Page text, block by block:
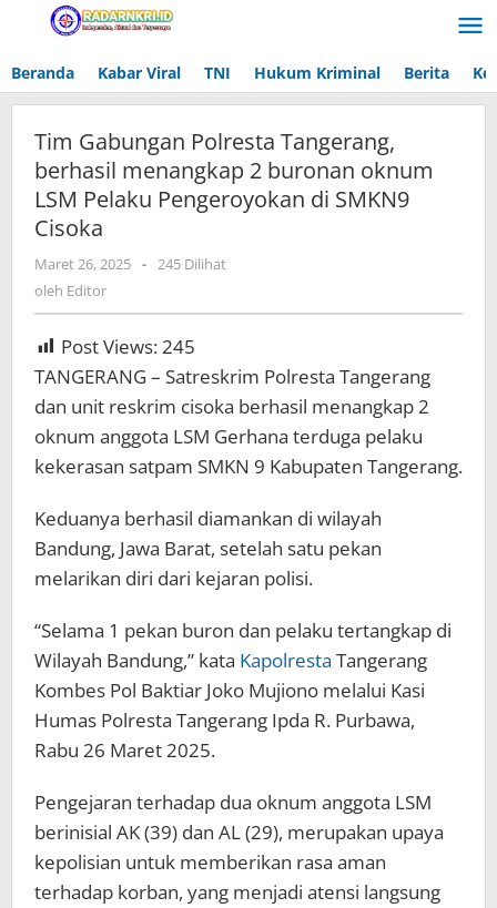
Lewati
Beranda Kabar Viral TNI Hukum Kriminal Berita
Tim Gabungan Polresta Tangerang,
berhasil menangkap 2 buronan oknum
LSM Pelaku Pengeroyokan di SMKN9
Cisoka
Maret 26, 2025 oleh
- 245 Dilihat
oleh Editor
Post Views:245
TANGERANG – Satreskrim Polresta Tangerang
dan unit reskrim cisoka berhasil menangkap 2
oknum anggota LSM Gerhana terduga pelaku
kekerasan satpam SMKN 9 Kabupaten Tangerang.
Keduanya berhasil diamankan di wilayah
Bandung, Jawa Barat, setelah satu pekan
melarikan diri dari kejaran polisi.
“Selama 1 pekan buron dan pelaku tertangkap di
Wilayah Bandung,” kata Kapolresta Tangerang
Kombes Pol Baktiar Joko Mujiono melalui Kasi
Humas Polresta Tangerang Ipda R. Purbawa,
Rabu 26 Maret 2025.
Pengejaran terhadap dua oknum anggota LSM
berinisial AK (39) dan AL (29), merupakan upaya
kepolisian untuk memberikan rasa aman
terhadap korban, yang menjadi atensi langsung